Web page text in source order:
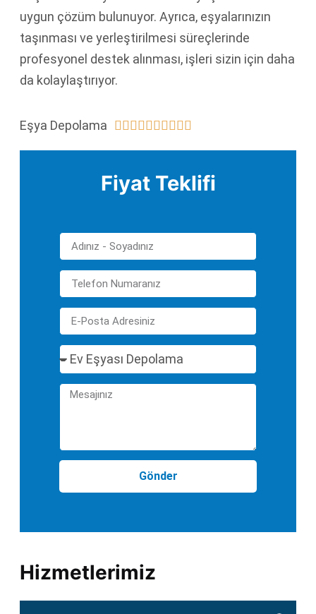
Hizmetlerimiz
uygun çözüm bulunuyor. Ayrıca, eşyalarınızın
taşınması ve yerleştirilmesi süreçlerinde
profesyonel destek alınması, işleri sizin için daha
da kolaylaştırıyor.
Eşya Depolama          
Fiyat Teklifi
Gönder